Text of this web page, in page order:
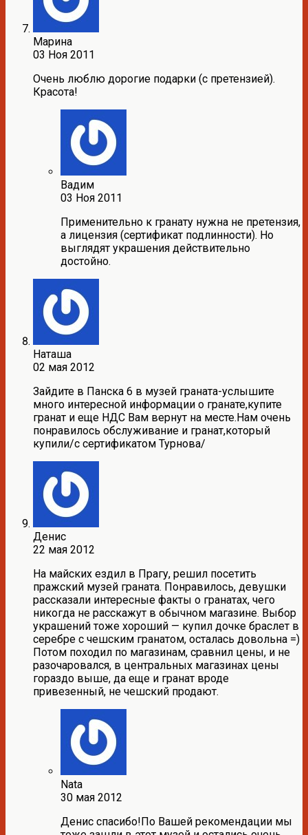
Марина
03 Ноя 2011
Очень люблю дорогие подарки (с претензией).
Красота!
Вадим
03 Ноя 2011
Применительно к гранату нужна не претензия,
а лицензия (сертификат подлинности). Но
выглядят украшения действительно
достойно.
Наташа
02 мая 2012
Зайдите в Панска 6 в музей граната-услышите
много интересной информации о гранате,купите
гранат и еще НДС Вам вернут на месте.Нам очень
понравилось обслуживание и гранат,который
купили/с сертификатом Турнова/
Денис
22 мая 2012
На майских ездил в Прагу, решил посетить
пражский музей граната. Понравилось, девушки
рассказали интересные факты о гранатах, чего
никогда не расскажут в обычном магазине. Выбор
украшений тоже хороший — купил дочке браслет в
серебре с чешским гранатом, осталась довольна =)
Потом походил по магазинам, сравнил цены, и не
разочаровался, в центральных магазинах цены
гораздо выше, да еще и гранат вроде
привезенный, не чешский продают.
Nata
30 мая 2012
Денис спасибо!По Вашей рекомендации мы